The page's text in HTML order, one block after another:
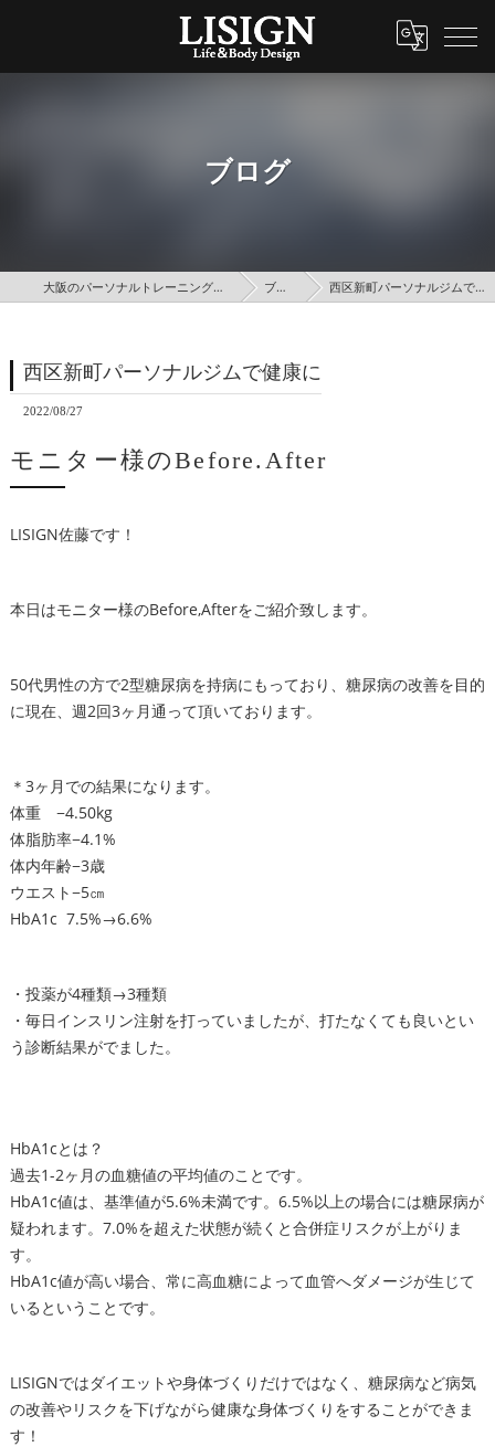
ブログ
大阪のパーソナルトレーニングはLISIGN ブログ 西区新町パーソナルジムで健康に
西区新町パーソナルジムで健康に
2022/08/27
モニター様のBefore.After
LISIGN佐藤です！
本日はモニター様のBefore,Afterをご紹介致します。
50代男性の方で2型糖尿病を持病にもっており、糖尿病の改善を目的
に現在、週2回3ヶ月通って頂いております。
＊3ヶ月での結果になります。
体重 −4.50kg
体脂肪率−4.1%
体内年齢−3歳
ウエスト−5㎝
HbA1c 7.5%→6.6%
・投薬が4種類→3種類
・毎日インスリン注射を打っていましたが、打たなくても良いとい
う診断結果がでました。
HbA1cとは？
過去1-2ヶ月の血糖値の平均値のことです。
HbA1c値は、基準値が5.6%未満です。6.5%以上の場合には糖尿病が
疑われます。7.0%を超えた状態が続くと合併症リスクが上がりま
す。
HbA1c値が高い場合、常に高血糖によって血管へダメージが生じて
いるということです。
LISIGNではダイエットや身体づくりだけではなく、糖尿病など病気
の改善やリスクを下げながら健康な身体づくりをすることができま
す！